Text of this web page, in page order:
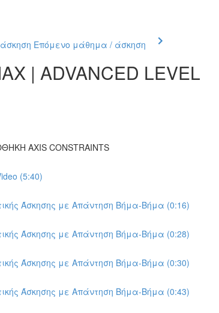
Επόμενο μάθημα / άσκηση
| ADVANCED LEVEL
AXIS CONSTRAINTS
(5:40)
Άσκησης με Απάντηση Βήμα-Βήμα (0:16)
Άσκησης με Απάντηση Βήμα-Βήμα (0:28)
Άσκησης με Απάντηση Βήμα-Βήμα (0:30)
Άσκησης με Απάντηση Βήμα-Βήμα (0:43)